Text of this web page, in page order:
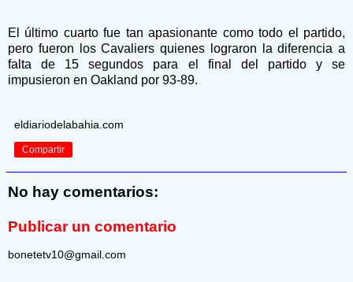
El último cuarto fue tan apasionante como todo el partido,
pero fueron los Cavaliers quienes lograron la diferencia a
falta de 15 segundos para el final del partido y se
impusieron en Oakland por 93-89.
eldiariodelabahia.com
Compartir
No hay comentarios:
Publicar un comentario
bonetetv10@gmail.com